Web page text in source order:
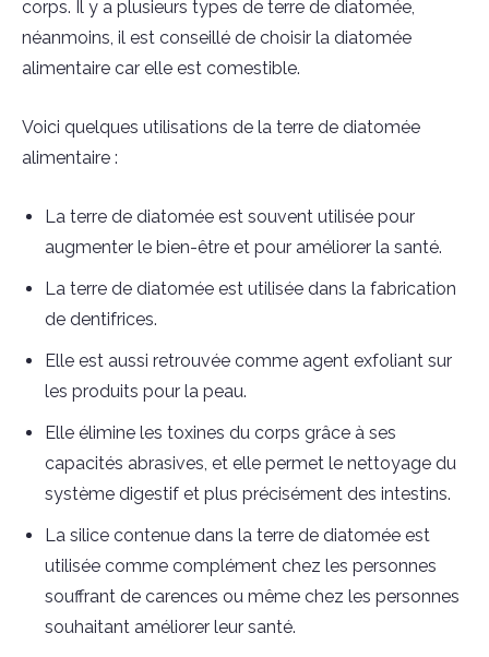
corps. Il y a plusieurs types de terre de diatomée,
néanmoins, il est conseillé de choisir la diatomée
alimentaire car elle est comestible.
Voici quelques utilisations de la terre de diatomée
alimentaire :
La terre de diatomée est souvent utilisée pour
augmenter le bien-être et pour améliorer la santé.
La terre de diatomée est utilisée dans la fabrication
de dentifrices.
Elle est aussi retrouvée comme agent exfoliant sur
les produits pour la peau.
Elle élimine les toxines du corps grâce à ses
capacités abrasives, et elle permet le nettoyage du
système digestif et plus précisément des intestins.
La silice contenue dans la terre de diatomée est
utilisée comme complément chez les personnes
souffrant de carences ou même chez les personnes
souhaitant améliorer leur santé.